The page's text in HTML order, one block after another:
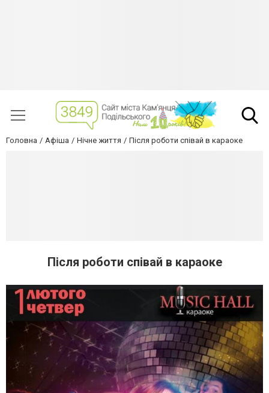
Головна Афіша Нічне життя Після роботи співай в караоке
Після роботи співай в караоке